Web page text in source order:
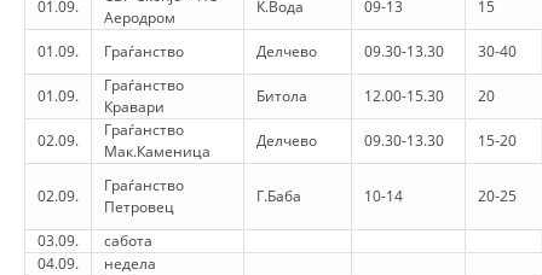
HISTORY OF MOVEMENT
ORGANISATION STRUCTURE
01.09.
Аеродром
К.Вода 09-13 15
01.09. Граѓанство Делчево 09.30-13.30 30-40
01.09.
Граѓанство
Кравари
Битола 12.00-15.30 20
02.09.
Граѓанство
Мак.Каменица
Делчево 09.30-13.30 15-20
02.09.
Граѓанство
Петровец
Г.Баба 10-14 20-25
03.09.
сабота
04.09.
недела